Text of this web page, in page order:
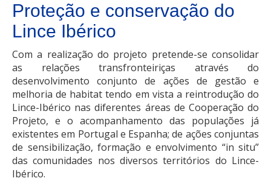
Proteção e conservação do
Lince Ibérico
Com a realização do projeto pretende-se consolidar
as relações transfronteiriças através do
desenvolvimento conjunto de ações de gestão e
melhoria de habitat tendo em vista a reintrodução do
Lince-Ibérico nas diferentes áreas de Cooperação do
Projeto, e o acompanhamento das populações já
existentes em Portugal e Espanha; de ações conjuntas
de sensibilização, formação e envolvimento “in situ”
das comunidades nos diversos territórios do Lince-
Ibérico.